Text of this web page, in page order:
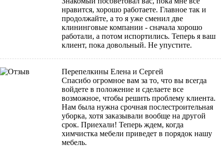
нравится, хорошо работаете. Главное так и
продолжайте, а то я уже сменил две
клининговые компании - сначала хорошо
работали, а потом испортились. Теперь я ваш
клиент, пока довольный. Не упустите.
Перепелкины Елена и Сергей
Спасибо огромное вам за то, что вы всегда
войдете в положение и сделаете все
возможное, чтобы решить проблему клиента.
Нам была нужна срочная послестроительная
уборка, хотя заказывали вообще на другой
срок. Приехали! Теперь ждем, когда
химчистка мебели приведет в порядок нашу
мебель.